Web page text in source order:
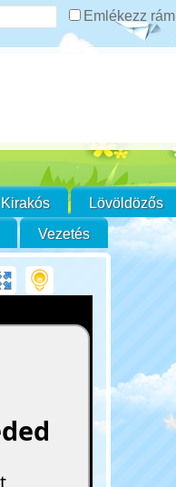
Emlékezz rám
Kirakós Lövöldözős
Vezetés